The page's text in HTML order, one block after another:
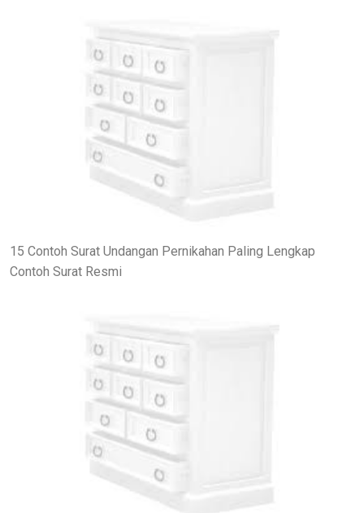
15 Contoh Surat Undangan Pernikahan Paling Lengkap
Contoh Surat Resmi